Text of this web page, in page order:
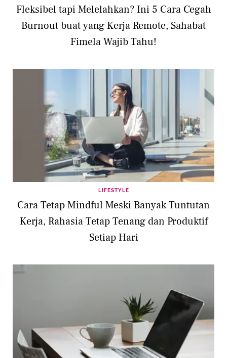
Fleksibel tapi Melelahkan? Ini 5 Cara Cegah
Burnout buat yang Kerja Remote, Sahabat
Fimela Wajib Tahu!
LIFESTYLE
Cara Tetap Mindful Meski Banyak Tuntutan
Kerja, Rahasia Tetap Tenang dan Produktif
Setiap Hari